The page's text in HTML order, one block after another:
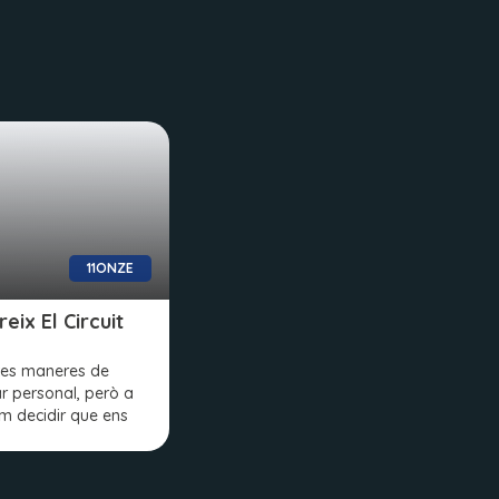
11ONZE
El Circuit
maneres de
personal, però a
decidir que ens